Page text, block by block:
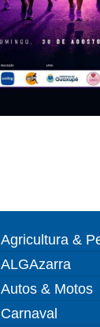
Agricultura &
ALGAzarra
Autos & Motos
Carnaval